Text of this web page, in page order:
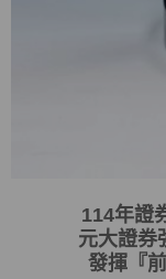
114年證
元大證券
發揮 『